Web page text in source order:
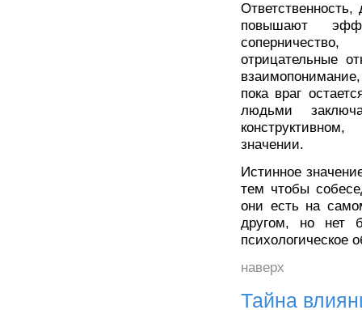
повышают
отрицательные
пока враг
людьми
значении.
Истинное
тем чтобы
они есть на
другом, но нет
психологическое
наверх
Тайна